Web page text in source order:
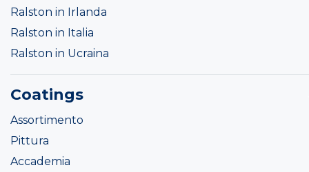
Ralston in Irlanda
Ralston in Italia
Ralston in Ucraina
Coatings
Assortimento
Pittura
Accademia